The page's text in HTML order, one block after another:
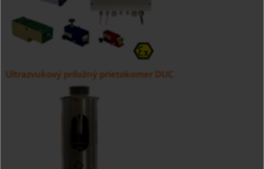
Ultrazvukový príložný prietokomer DUC